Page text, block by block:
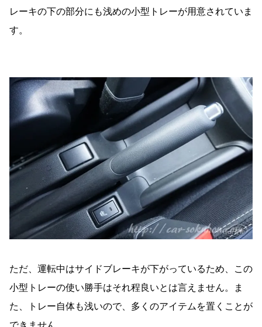
レーキの下の部分にも浅めの小型トレーが用意されていま
す。
ただ、運転中はサイドブレーキが下がっているため、この
小型トレーの使い勝手はそれ程良いとは言えません。ま
た、トレー自体も浅いので、多くのアイテムを置くことが
できません。